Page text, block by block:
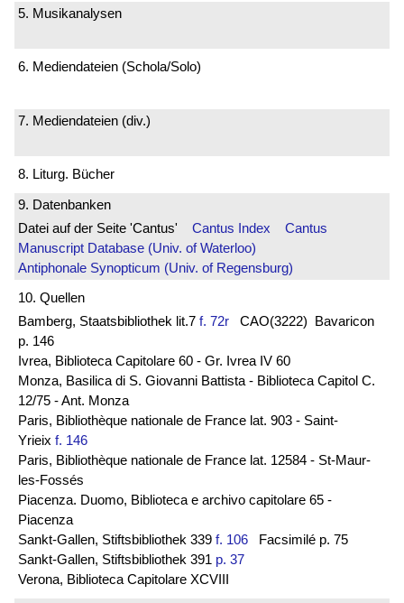
5. Musikanalysen
6. Mediendateien (Schola/Solo)
7. Mediendateien (div.)
8. Liturg. Bücher
9. Datenbanken
Datei auf der Seite 'Cantus' Cantus Index
Cantus
Manuscript Database (Univ. of Waterloo)
Antiphonale Synopticum (Univ. of Regensburg)
10. Quellen
Bamberg, Staatsbibliothek lit.7 f. 72r CAO(3222) Bavaricon
p. 146
Ivrea, Biblioteca Capitolare 60 - Gr. Ivrea IV 60
Monza, Basilica di S. Giovanni Battista - Biblioteca Capitol C.
12/75 - Ant. Monza
Paris, Bibliothèque nationale de France lat. 903 - Saint-
Yrieix f. 146
Paris, Bibliothèque nationale de France lat. 12584 - St-Maur-
les-Fossés
Piacenza. Duomo, Biblioteca e archivo capitolare 65 -
Piacenza
Sankt-Gallen, Stiftsbibliothek 339 f. 106 Facsimilé p. 75
Sankt-Gallen, Stiftsbibliothek 391 p. 37
Verona, Biblioteca Capitolare XCVIII